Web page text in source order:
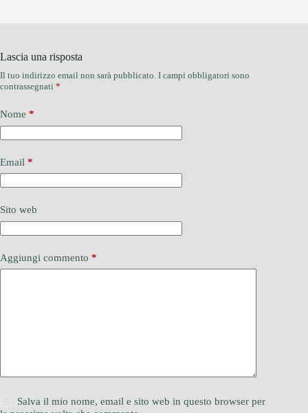
Lascia una risposta
Il tuo indirizzo email non sarà pubblicato. I campi obbligatori sono
contrassegnati *
Nome *
Email *
Sito web
Aggiungi commento *
Salva il mio nome, email e sito web in questo browser per